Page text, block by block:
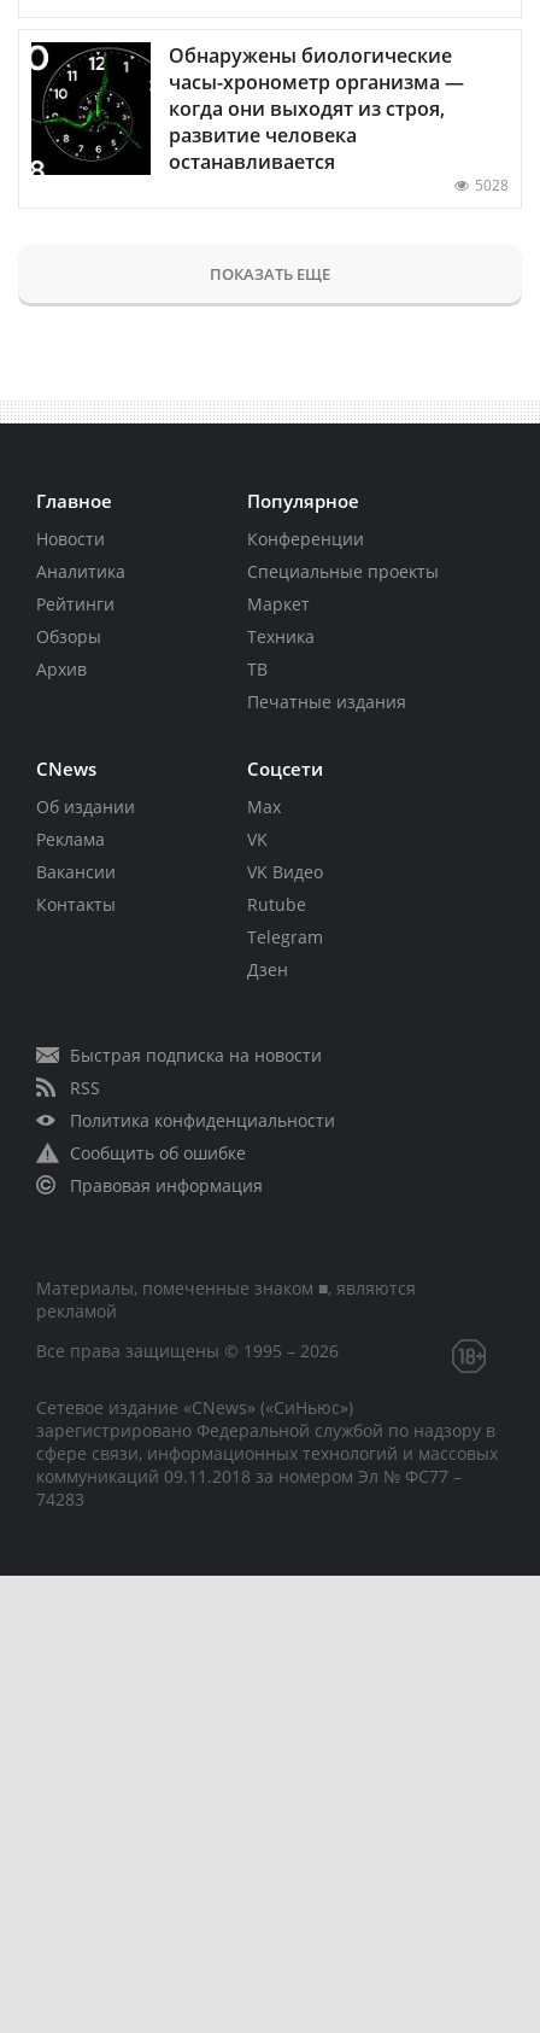
Обнаружены биологические
часы-хронометр организма —
когда они выходят из строя,
развитие человека
останавливается
5028
ПОКАЗАТЬ ЕЩЕ
Главное
Новости
Аналитика
Рейтинги
Обзоры
Архив
Популярное
Конференции
Специальные проекты
Маркет
Техника
ТВ
Печатные издания
CNews
Об издании
Реклама
Вакансии
Контакты
Соцсети
Max
VK
VK Видео
Rutube
Telegram
Дзен
Быстрая подписка на новости
RSS
Политика конфиденциальности
Сообщить об ошибке
Правовая информация
Материалы, помеченные знаком ■, являются
рекламой
Все права защищены © 1995 – 2026
Сетевое издание «CNews» («СиНьюс»)
зарегистрировано Федеральной службой по надзору в
сфере связи, информационных технологий и массовых
коммуникаций 09.11.2018 за номером Эл № ФС77 –
74283